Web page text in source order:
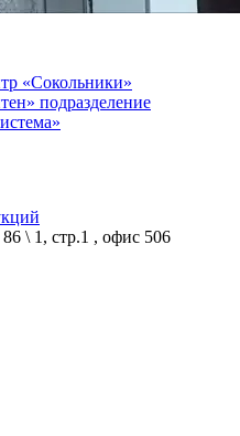
\ 1, стр.1 , офис 506